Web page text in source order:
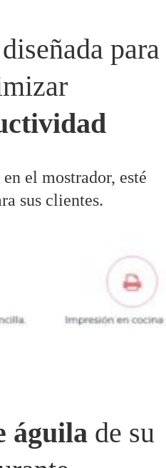
para
el mostrador, esté
sus clientes.
águilade su